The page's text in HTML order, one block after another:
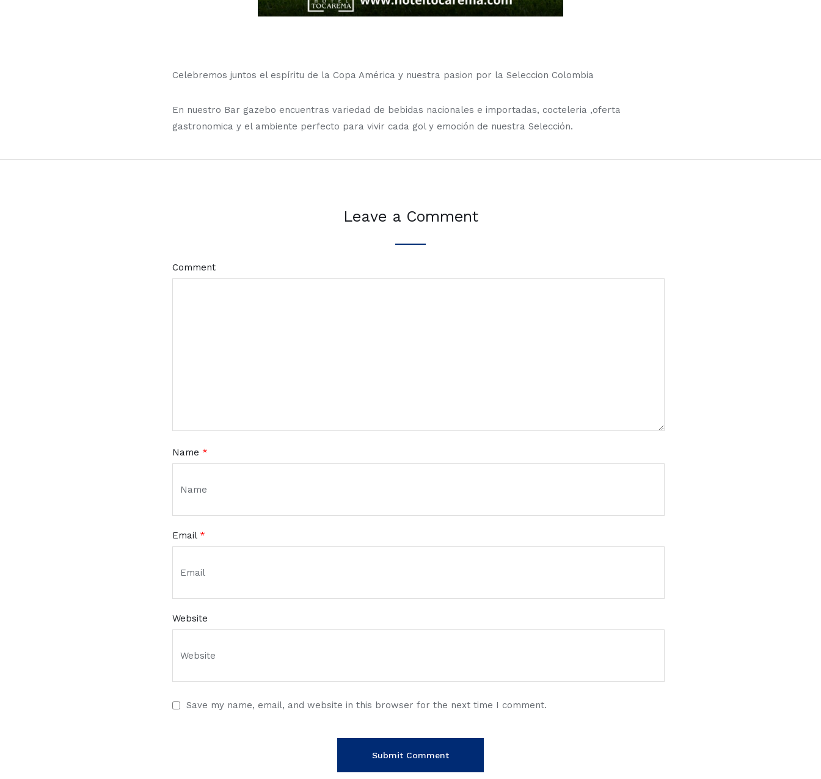
Celebremos juntos el espíritu de la Copa América y nuestra pasion por la Seleccion Colombia
En nuestro Bar gazebo encuentras variedad de bebidas nacionales e importadas, cocteleria ,oferta
gastronomica y el ambiente perfecto para vivir cada gol y emoción de nuestra Selección.
Leave a Comment
Comment
Name *
Email *
Website
Save my name, email, and website in this browser for the next time I comment.